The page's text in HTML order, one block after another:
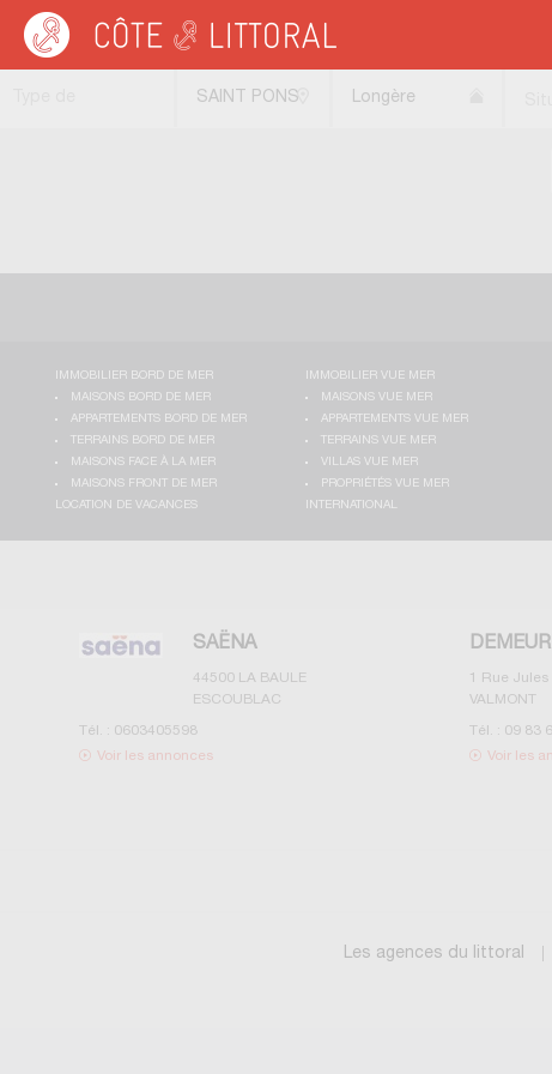
Côte & Littoral > Immobilier bord de mer>Maisons bord de mer
SAINT PONS
Longère
IMMOBILIER BORD DE MER
MAISONS BORD DE MER
APPARTEMENTS BORD DE MER
TERRAINS BORD DE MER
MAISONS FACE À LA MER
MAISONS FRONT DE MER
IMMOBILIER VUE MER
MAISONS VUE MER
APPARTEMENTS VUE MER
TERRAINS VUE MER
VILLAS VUE MER
PROPRIÉTÉS VUE MER
LOCATION DE VACANCES
INTERNATIONAL
SAËNA
44500 LA BAULE
ESCOUBLAC
Tél. : 0603405598
Voir les annonces
1 Rue
VALMONT
Tél. : 09 83
Voir les
Les agences du littoral